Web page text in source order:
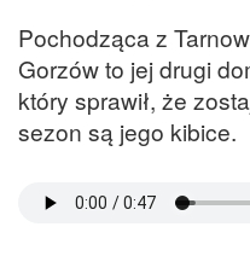
Pochodząca z
Gorzów to jej drugi
który sprawił, że
sezon są jego kibice.